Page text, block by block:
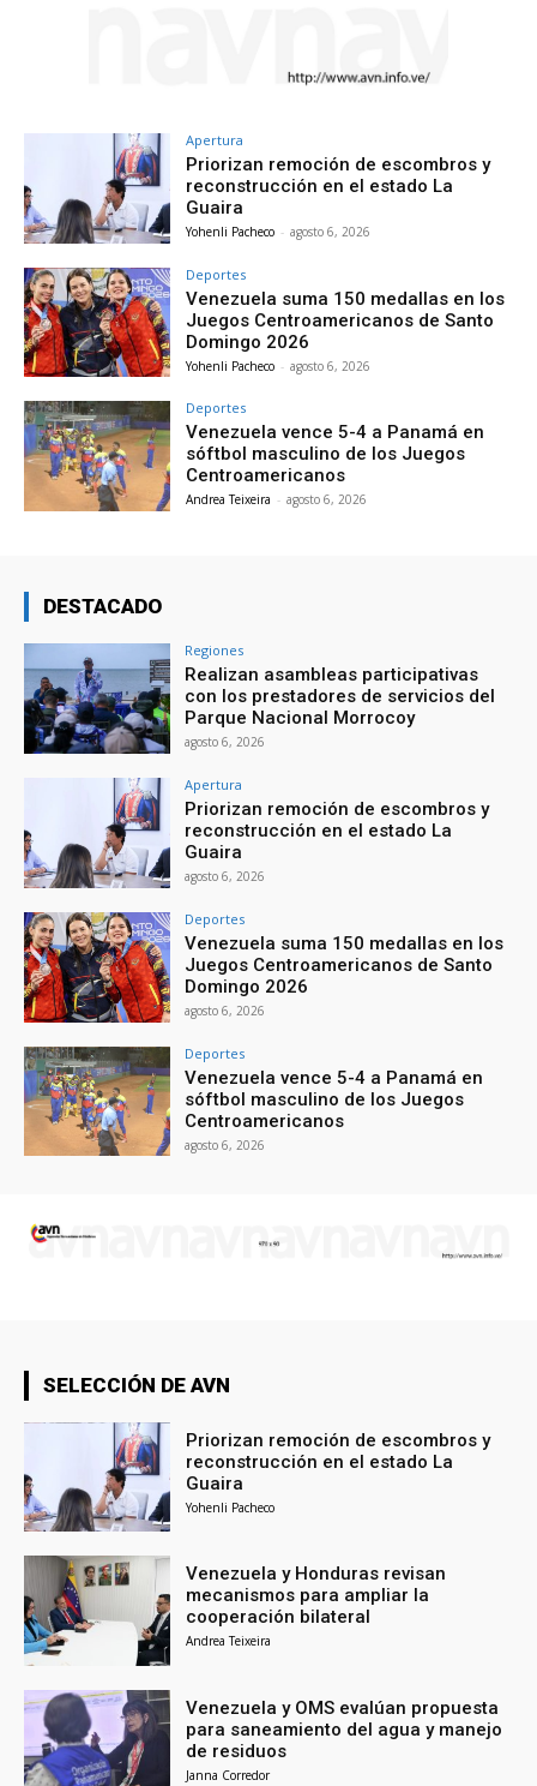
Apertura
Priorizan remoción de escombros y
reconstrucción en el estado La
Guaira
Yohenli Pacheco - agosto 6, 2026
Deportes
Venezuela suma 150 medallas en los
Juegos Centroamericanos de Santo
Domingo 2026
Yohenli Pacheco - agosto 6, 2026
Deportes
Venezuela vence 5-4 a Panamá en
sóftbol masculino de los Juegos
Centroamericanos
Andrea Teixeira - agosto 6, 2026
DESTACADO
Regiones
Realizan asambleas participativas
con los prestadores de servicios del
Parque Nacional Morrocoy
agosto 6, 2026
Apertura
Priorizan remoción de escombros y
reconstrucción en el estado La
Guaira
agosto 6, 2026
Deportes
Venezuela suma 150 medallas en los
Juegos Centroamericanos de Santo
Domingo 2026
agosto 6, 2026
Deportes
Venezuela vence 5-4 a Panamá en
sóftbol masculino de los Juegos
Centroamericanos
agosto 6, 2026
SELECCIÓN DE AVN
Priorizan remoción de escombros y
reconstrucción en el estado La
Guaira
Yohenli Pacheco
Venezuela y Honduras revisan
mecanismos para ampliar la
cooperación bilateral
Andrea Teixeira
Venezuela y OMS evalúan propuesta
para saneamiento del agua y manejo
de residuos
Janna Corredor